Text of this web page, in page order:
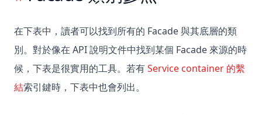
在下表中，讀者可以找到所有的 Facade 與其底層的類
別。對於像在 API 說明文件中找到某個 Facade 來源的時
候，下表是很實用的工具。若有Service container 的繫
結索引鍵時，下表中也會列出。